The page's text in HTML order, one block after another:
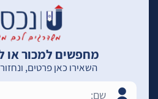
מחפשים למכור או
השאירו כאן פרטים,